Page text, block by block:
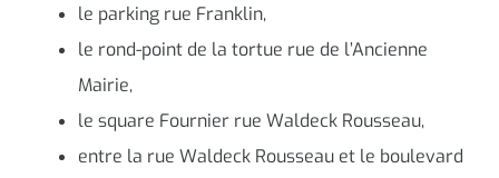
le parking rue Franklin,
le rond-point de la tortue rue de l’Ancienne
Mairie,
le square Fournier rue Waldeck Rousseau,
entre la rue Waldeck Rousseau et le boulevard